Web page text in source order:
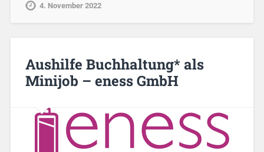
4. November 2022
Aushilfe Buchhaltung* als
Minijob – eness GmbH